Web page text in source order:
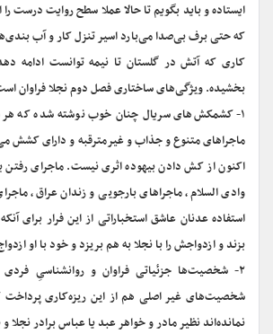
ایستاده و باید بگویم تا حالا عملا سطح روایت درست
که حتی برف بی‌صدا می‌بارد اسیر تنزل کار و آب
کاری که آتش در گلستان تا نیمه توانست ادامه
بخشیده. ویژگی‌های ساختاری فصل دوم نجلا فراوان
۱- کشمکش‌های سریال چنان خوب نوشته شده که هر
ماجراهای متنوع و جذاب و غیرمترقبه و دارای کشش
اکنون از کش دادن بیهوده اثری نیست. ماجرای
وادی السلام، ماجراهای بارجویی و زندان عراق،
استفاده عدنان عاشق استخباراتی از این فرار برای
بزند و ازدواجش را با نجلا به هم بریزد و خود با او
۲- شخصیت‌ها جزئیاتی فراوان‌ و روانشناسیِ
شخصیت‌های غیر اصلی هم از این ریزه‌کاری پرداخت
نمانده‌اند ‌نظیر مادر و خواهر عبد یا عباس برادر نجلا